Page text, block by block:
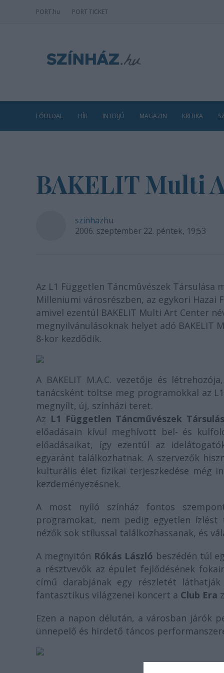
PORT.hu PORT TICKET
FŐOLDAL HÍR INTERJÚ MAGAZIN KRITIKA
BAKELIT Multi
szinhazhu
2006. szeptember 22. péntek, 19:53
Az L1 Független Táncmûvészek Társulása
Milleniumi városrészben, az egykori
amivel ezentúl BAKELIT Multi Art Center
megnyilvánulásoknak helyet adó BAKELIT
8-kor kezdõdik.
A BAKELIT M.A.C. vezetője és létrehozója,
tanácsként töltse meg programokkal az
megnyílt, új, színházi teret.
Az L1 Független Táncművészek
előadásain kívül meghívott bel- és
előadásaikat, így ezentúl az
egyaránt találkozhatnak. A szervezők
kulturális élet fizikai terjeszkedése még
kezdeményezésnek.
A most nyíló színház fontos
programokat, nem pedig egyetlen ízlést
nézők sok stílussal találkozhassanak, és
A megnyitón Rókás László beszédén túl
a résztvevők az épület fejlődésének
című darabjának egy részletét láthatják
fantasztikus világzenei koncert a Club Era
Ezen a napon délután, a városban járók
ünnepelő és hirdető táncos